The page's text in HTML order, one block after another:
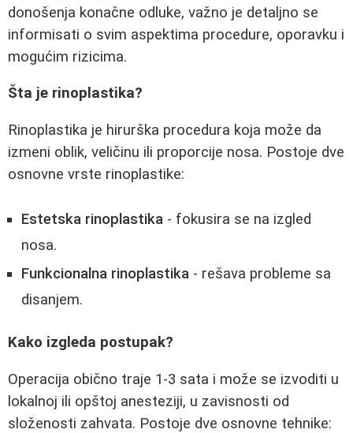
donošenja konačne odluke, važno je detaljno se
informisati o svim aspektima procedure, oporavku i
mogućim rizicima.
Šta je rinoplastika?
Rinoplastika je hirurška procedura koja može da
izmeni oblik, veličinu ili proporcije nosa. Postoje dve
osnovne vrste rinoplastike:
Estetska rinoplastika - fokusira se na izgled
nosa.
Funkcionalna rinoplastika - rešava probleme sa
disanjem.
Kako izgleda postupak?
Operacija obično traje 1-3 sata i može se izvoditi u
lokalnoj ili opštoj anesteziji, u zavisnosti od
složenosti zahvata. Postoje dve osnovne tehnike: